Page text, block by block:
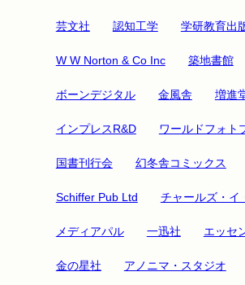
芸文社 認知工学 学研教育出
W W Norton & Co Inc 築地書館
ボーンデジタル 金風舎 増進
インプレスR&D ワールドフォト
国書刊行会 幻冬舎コミックス
Schiffer Pub Ltd チャールズ・イ
メディアパル 一迅社 エッセ
金の星社 アノニマ・スタジオ